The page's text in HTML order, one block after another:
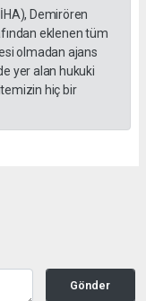
Demirören
eklenen tüm
olmadan ajans
yer alan hukuki
hiç bir
Gönder